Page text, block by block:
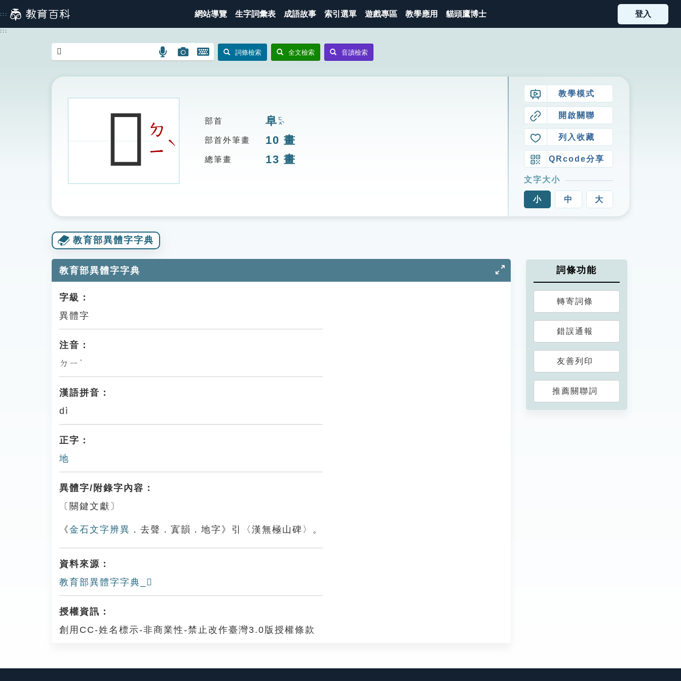
到
主
::: 網站導覽 生字詞彙表 成語故事 索引選單 遊戲專區 教學應用 貓頭鷹博士 登入
:::
語
搜
圖
圖
搜
開
鍵
詞條檢索 全文檢索 音讀檢索
𨻐ㄉ
ㄧ
ˋ
部首 阜ㄈㄨˋ
部首外筆畫 10 畫
總筆畫 13 畫
教學模式
開啟關聯
列入收藏
QRcode分享
文字大小
小 中 大
教育部異體字字典
教育部異體字字典
字級：
異體字
注音：
ㄉㄧˋ
漢語拼音：
dì
正字：
地
異體字/附錄字內容：
〔關鍵文獻〕
《金石文字辨異 ．去聲．寘韻．地字》引〈漢無極山碑〉。
資料來源：
教育部異體字字典_𨻐
授權資訊：
創用CC-姓名標示-非商業性-禁止改作臺灣3.0版授權條款
詞條功能
轉寄詞條
錯誤通報
友善列印
推薦關聯詞